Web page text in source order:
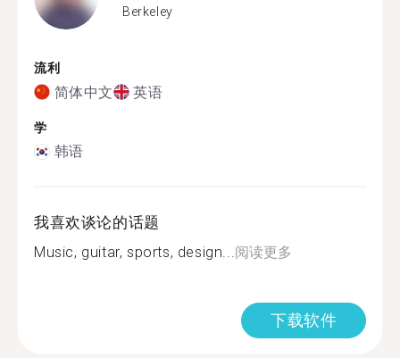
Berkeley
流利
简体中文 英语
学
韩语
我喜欢谈论的话题
Music, guitar, sports, design...阅读更多
下载软件